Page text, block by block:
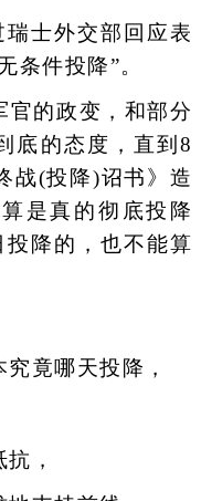
士外交部回应表
条件投降”。
的政变，和部分
底的态度，直到8
战(投降)诏书》造
是真的彻底投降
降的，也不能算
竟哪天投降，
，